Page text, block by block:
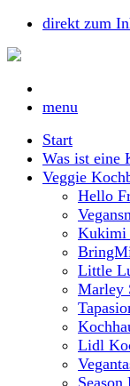
direkt zum
menu
Start
Was ist eine
Veggie
Hello
Kukimi
Little
Marley
Lidl